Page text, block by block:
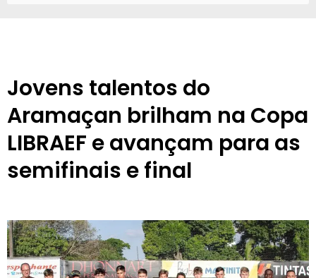
Jovens talentos do
Aramaçan brilham na Copa
LIBRAEF e avançam para as
semifinais e final